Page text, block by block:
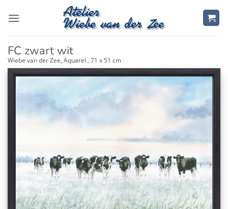
Inhalt
FC zwart wit
Wiebe van der Zee, Aquarel , 71 x 51 cm